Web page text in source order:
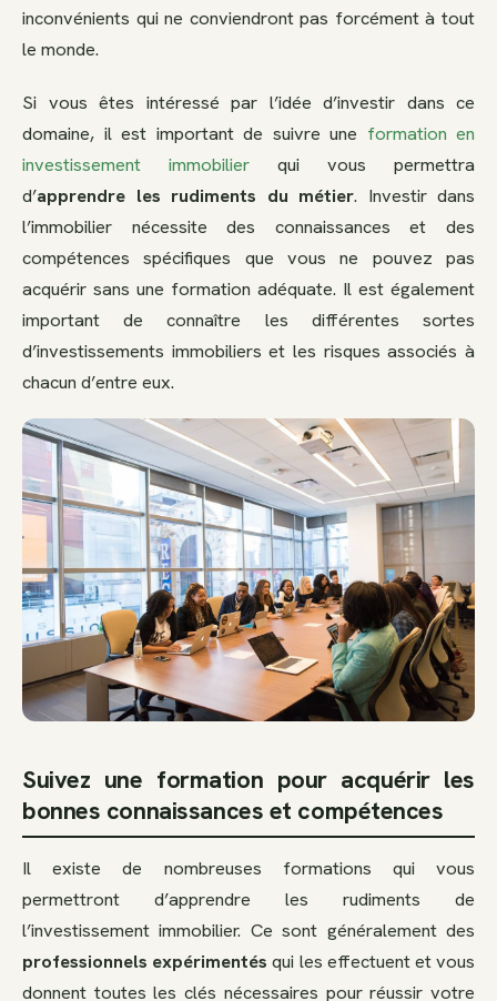
inconvénients qui ne conviendront pas forcément à tout
le monde.
Si vous êtes intéressé par l’idée d’investir dans ce
domaine, il est important de suivre une formation en
investissement immobilier qui vous permettra
d’apprendre les rudiments du métier. Investir dans
l’immobilier nécessite des connaissances et des
compétences spécifiques que vous ne pouvez pas
acquérir sans une formation adéquate. Il est également
important de connaître les différentes sortes
d’investissements immobiliers et les risques associés à
chacun d’entre eux.
Suivez une formation pour acquérir les
bonnes connaissances et compétences
Il existe de nombreuses formations qui vous
permettront d’apprendre les rudiments de
l’investissement immobilier. Ce sont généralement des
professionnels expérimentés qui les effectuent et vous
donnent toutes les clés nécessaires pour réussir votre